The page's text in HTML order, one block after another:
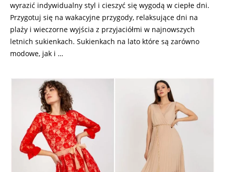
wyrazić indywidualny styl i cieszyć się wygodą w ciepłe dni.
Przygotuj się na wakacyjne przygody, relaksujące dni na
plaży i wieczorne wyjścia z przyjaciółmi w najnowszych
letnich sukienkach. Sukienkach na lato które są zarówno
modowe, jak i …